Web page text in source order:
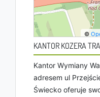
©
KANTOR KOZERA
Kantor Wymiany
adresem ul
Świecko oferuje